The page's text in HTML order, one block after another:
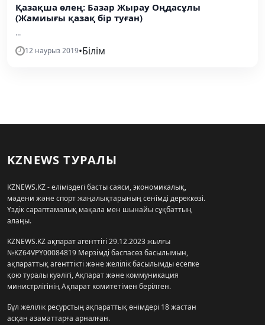
Қазақша өлең: Базар Жырау Оңдасұлы
(Жамиығы қазақ бір туған)
...
12 наурыз 2019•Білім
KZNEWS ТУРАЛЫ
KZNEWS.KZ - еліміздегі басты саяси, экономикалық,
мәдени және спорт жаңалықтарының сенімді дереккөзі.
Үздік сараптамалық мақала мен шынайы сұқбаттың
алаңы.
KZNEWS.KZ ақпарат агенттігі 29.12.2023 жылғы
№KZ64VPY00084819 Мерзімді баспасөз басылымын,
ақпараттық агенттікті және желілік басылымды есепке
қою туралы куәлігі, Ақпарат және коммуникация
министрлігінің Ақпарат комитетімен берілген.
Бұл желілік ресурстың ақпараттық өнімдері 18 жастан
асқан азаматтарға арналған.